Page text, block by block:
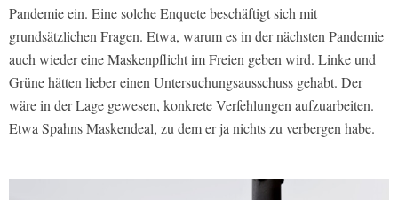
Pandemie ein. Eine solche Enquete beschäftigt sich mit
grundsätzlichen Fragen. Etwa, warum es in der nächsten Pandemie
auch wieder eine Maskenpflicht im Freien geben wird. Linke und
Grüne hätten lieber einen Untersuchungsausschuss gehabt. Der
wäre in der Lage gewesen, konkrete Verfehlungen aufzuarbeiten.
Etwa Spahns Maskendeal, zu dem er ja nichts zu verbergen habe.